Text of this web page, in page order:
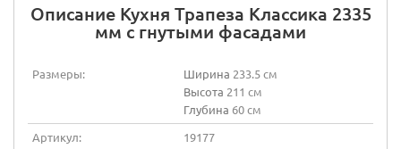
Описание Кухня Трапеза Классика 2335
мм с гнутыми фасадами
Размеры: Ширина 233.5 см
Высота 211 см
Глубина 60 см
Артикул:
19177